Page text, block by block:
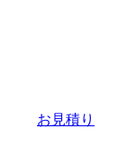
お見積り